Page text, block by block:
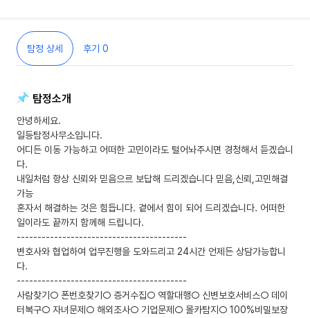
탐정 상세 후기 0
탐정소개
안녕하세요.
일등탐정사무소입니다.
어디든 이동 가능하고 어떠한 고민이라도 털어놔주시면 경청해서 듣겠습니
다.
내일처럼 항상 신뢰와 믿음으르 보답해 드리겠습니다 믿음,신뢰,고민해결
가능
혼자서 해결하는 것은 힘듭니다. 곁에서 힘이 되어 드리겠습니다. 어떠한
일이라도 끝까지 함께해 드립니다.
-----------------------------------------
변호사와 협업하여 업무진행을 도와드리고 24시간 언제든 상담가능합니
다.
-----------------------------------------
사람찾기○ 폰번호찾기○ 증거수집○ 역할대행○ 신변보호서비스○ 데이
터복구○ 자녀문제○ 해외조사○ 기업문제○ 몰카탐지○ 100%비밀보장